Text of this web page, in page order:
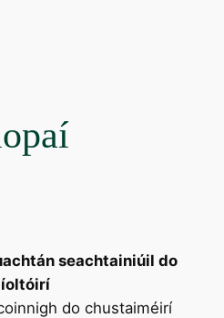
seachtainiúil do
do chustaiméirí